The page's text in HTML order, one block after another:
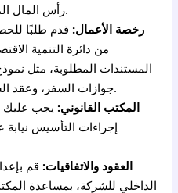
رأس المال المطلوب في حساب بنكي للشركة.
رخصة الأعمال: قدم طلبًا
من دائرة التنمية
المستندات المطلوبة، مثل
جوازات السفر، وعقد الشركة، وغيرها من الوثائق المالية.
المكتب القانوني: يجب عليك
إجراءات التأسيس
العقود والاتفاقيات: قم
الداخلي للشركة، بمساعدة